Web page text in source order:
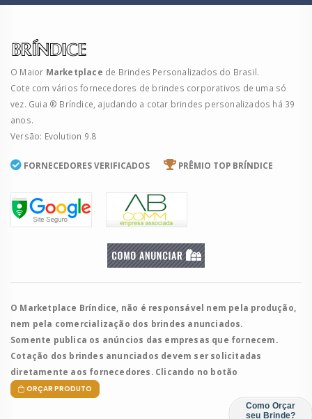
O Maior Marketplace de Brindes Personalizados do Brasil.
Cote com vários fornecedores de brindes corporativos de uma só
vez. Guia ® Bríndice, ajudando a cotar brindes personalizados há 39
anos.
Versão: Evolution 9.8
FORNECEDORES VERIFICADOS PRÊMIO TOP BRÍNDICE
O Marketplace Bríndice, não é responsável nem pela produção,
nem pela comercialização dos brindes anunciados.
Somente publica os anúncios das empresas que fornecem.
Cotação dos brindes anunciados devem ser solicitadas
diretamente aos fornecedores. Clicando no botão
ORÇAR PRODUTO
Como Orçar
seu Brinde?